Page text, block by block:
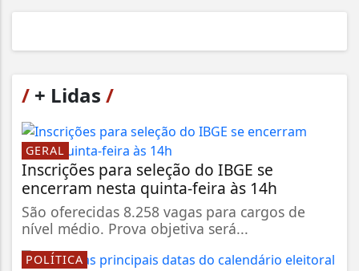
/ + Lidas /
GERAL
Inscrições para seleção do IBGE se
encerram nesta quinta-feira às 14h
São oferecidas 8.258 vagas para cargos de
nível médio. Prova objetiva será...
POLÍTICA